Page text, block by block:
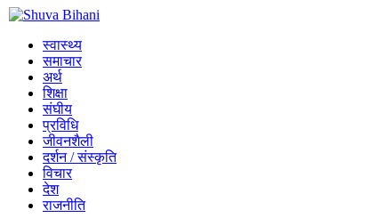
स्वास्थ्य
समाचार
अर्थ
शिक्षा
संघीय
प्रविधि
जीवनशैली
दर्शन / संस्कृति
विचार
देश
राजनीति